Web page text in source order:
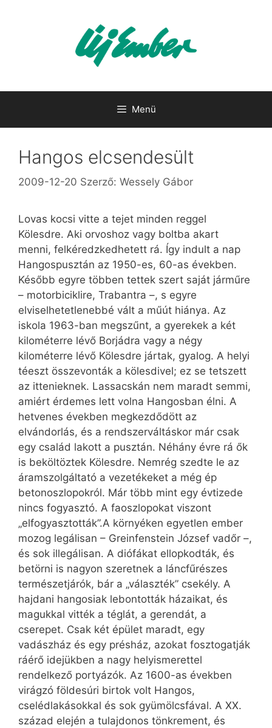
Menü
Hangos elcsendesült
2009-12-20 Szerző: Wessely Gábor
Lovas kocsi vitte a tejet minden reggel
Kölesdre. Aki orvoshoz vagy boltba akart
menni, felkéredzkedhetett rá. Így indult a nap
Hangospusztán az 1950-es, 60-as években.
Később egyre többen tettek szert saját járműre
– motorbiciklire, Trabantra –, s egyre
elviselhetetlenebbé vált a műút hiánya. Az
iskola 1963-ban megszűnt, a gyerekek a két
kilométerre lévő Borjádra vagy a négy
kilométerre lévő Kölesdre jártak, gyalog. A helyi
téeszt összevonták a kölesdivel; ez se tetszett
az ittenieknek. Lassacskán nem maradt semmi,
amiért érdemes lett volna Hangosban élni. A
hetvenes években megkezdődött az
elvándorlás, és a rendszerváltáskor már csak
egy család lakott a pusztán. Néhány évre rá ők
is beköltöztek Kölesdre. Nemrég szedte le az
áramszolgáltató a vezetékeket a még ép
betonoszlopokról. Már több mint egy évtizede
nincs fogyasztó. A faoszlopokat viszont
„elfogyasztották”.A környéken egyetlen ember
mozog legálisan – Greinfenstein József vadőr –,
és sok illegálisan. A diófákat ellopkodták, és
betörni is nagyon szeretnek a láncfűrészes
természetjárók, bár a „választék” csekély. A
hajdani hangosiak lebontották házaikat, és
magukkal vitték a téglát, a gerendát, a
cserepet. Csak két épület maradt, egy
vadászház és egy présház, azokat fosztogatják
ráérő idejükben a nagy helyismerettel
rendelkező portyázók. Az 1600-as években
virágzó földesúri birtok volt Hangos,
cselédlakásokkal és sok gyümölcsfával. A XX.
század elején a tulajdonos tönkrement, és